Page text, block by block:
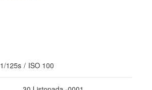
1/125s / ISO 100